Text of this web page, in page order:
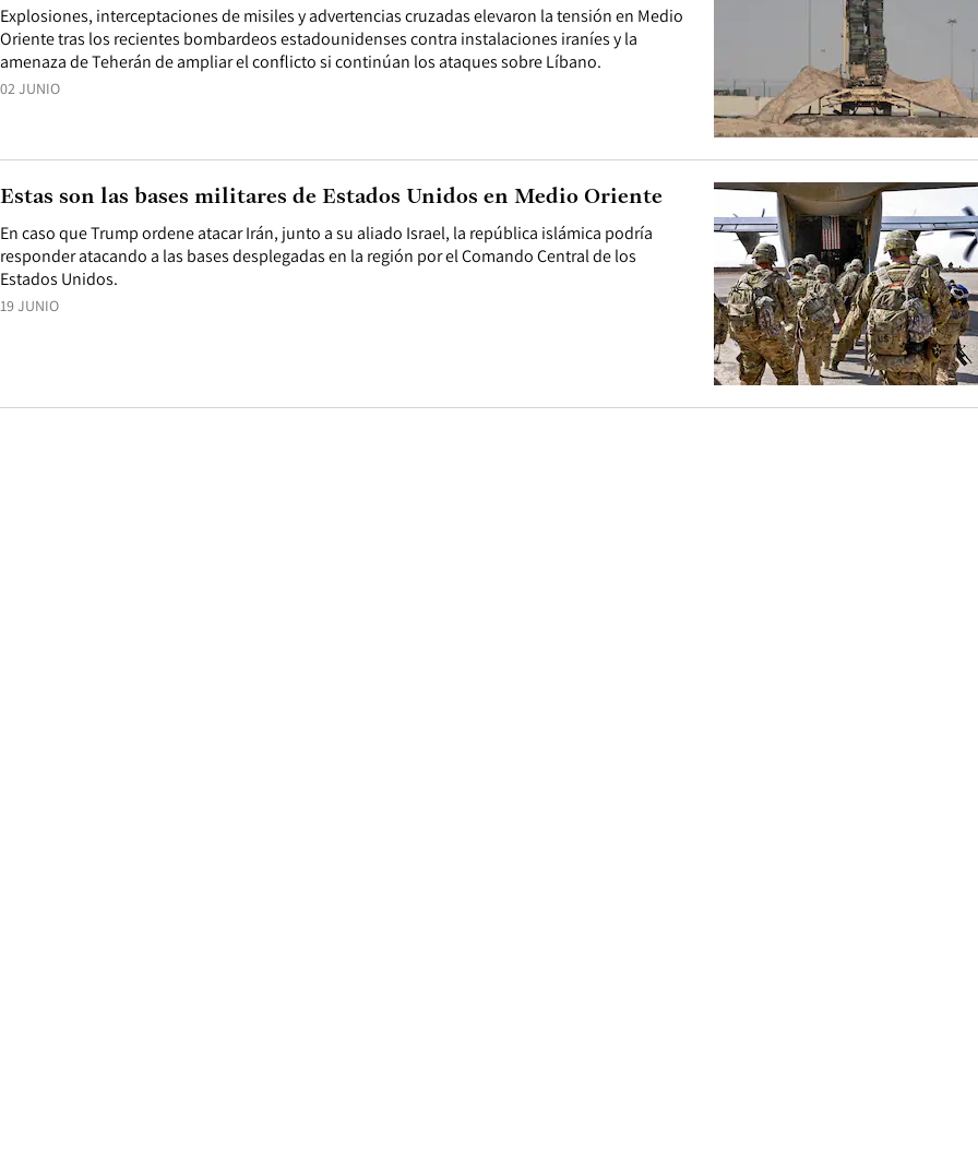
02 JUNIO
Explosiones, interceptaciones de misiles y advertencias cruzadas elevaron la tensión en Medio
Oriente tras los recientes bombardeos estadounidenses contra instalaciones iraníes y la
amenaza de Teherán de ampliar el conflicto si continúan los ataques sobre Líbano.
19 JUNIO
En caso que Trump ordene atacar Irán, junto a su aliado Israel, la república islámica podría
responder atacando a las bases desplegadas en la región por el Comando Central de los
Estados Unidos.
Estas son las bases militares de Estados Unidos en Medio Oriente